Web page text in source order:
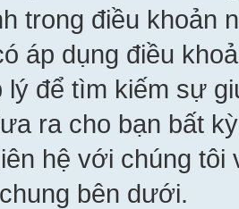
trong điều khoản
áp dụng điều
lý để tìm kiếm sự
ra cho bạn bất
hệ với chúng
bên dưới.